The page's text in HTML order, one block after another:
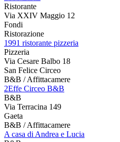
Ristorante
Via XXIV Maggio 12
Fondi
Ristorazione
1991 ristorante pizzeria
Pizzeria
Via Cesare Balbo 18
San Felice Circeo
B&B / Affittacamere
2Effe Circeo B&B
B&B
Via Terracina 149
Gaeta
B&B / Affittacamere
A casa di Andrea e Lucia